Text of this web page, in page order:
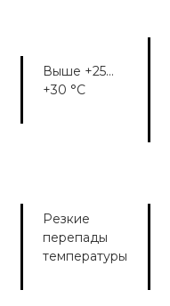
Выше +25…
+30 °C
Резкие
перепады
температуры